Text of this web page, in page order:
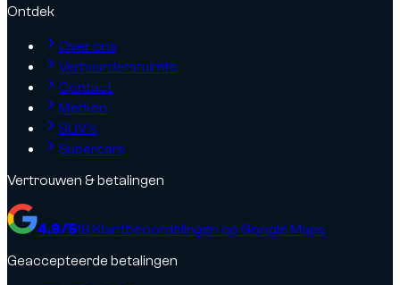
Ontdek
Over ons
Verhuurdersruimte
Contact
Merken
SUV's
Supercars
Vertrouwen & betalingen
4.9/518 Klantbeoordelingen op Google Maps
Geaccepteerde betalingen